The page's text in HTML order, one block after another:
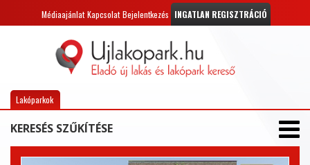
Médiaajánlat Kapcsolat Bejelentkezés INGATLAN REGISZTRÁCIÓ
Lakóparkok
KERESÉS SZŰKÍTÉSE